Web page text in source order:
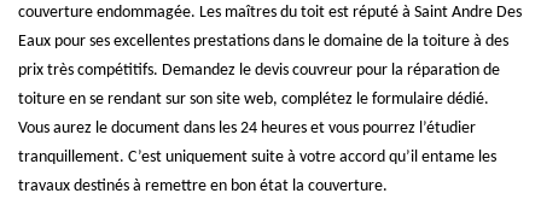
couverture endommagée. Les maîtres du toit est réputé à Saint Andre Des
Eaux pour ses excellentes prestations dans le domaine de la toiture à des
prix très compétitifs. Demandez le devis couvreur pour la réparation de
toiture en se rendant sur son site web, complétez le formulaire dédié.
Vous aurez le document dans les 24 heures et vous pourrez l’étudier
tranquillement. C’est uniquement suite à votre accord qu’il entame les
travaux destinés à remettre en bon état la couverture.